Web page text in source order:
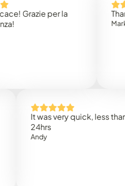
per la
Thank
Mark N.
It was very quick, less than